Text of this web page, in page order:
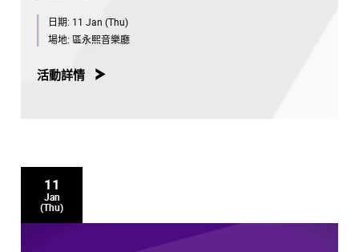
日期: 11 Jan (Thu)
場地: 區永熙音樂廳
活動詳情
11
Jan
(Thu)